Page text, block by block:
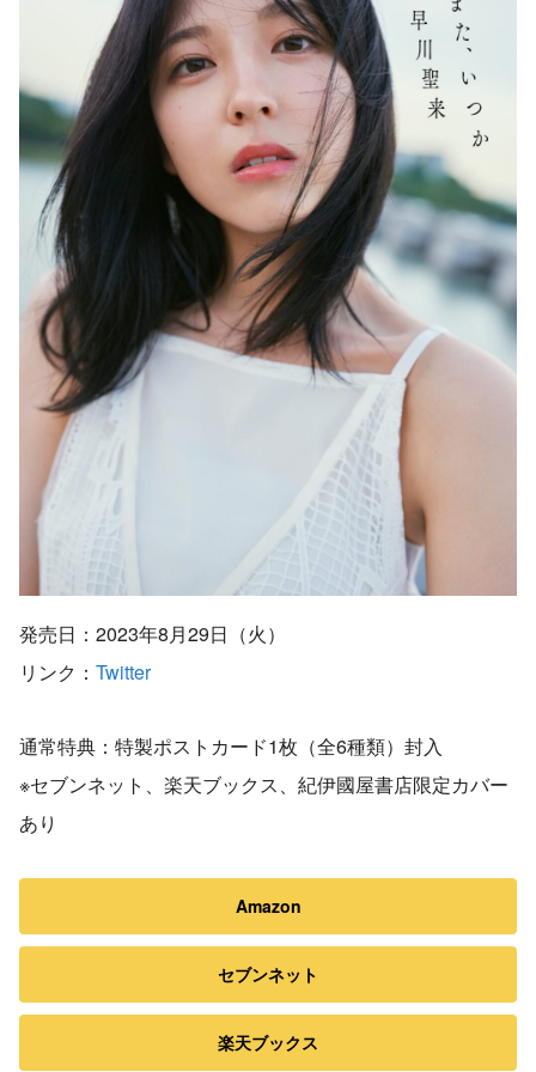
発売日：2023年8月29日（火）
リンク： Twitter
通常特典：特製ポストカード1枚（全6種類）封入
※セブンネット、楽天ブックス、紀伊國屋書店限定カバー
あり
Amazon
セブンネット
楽天ブックス